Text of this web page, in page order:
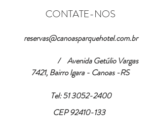
CONTATE-NOS
reservas@canoasparquehotel.com.br
/ Avenida Getúlio Vargas
7421, Bairro Igara - Canoas -RS
Tel:51 3052-2400
CEP92410-133